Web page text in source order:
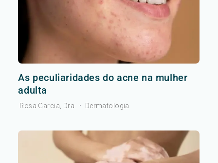
As peculiaridades do acne na mulher
adulta
Rosa Garcia, Dra. • Dermatologia